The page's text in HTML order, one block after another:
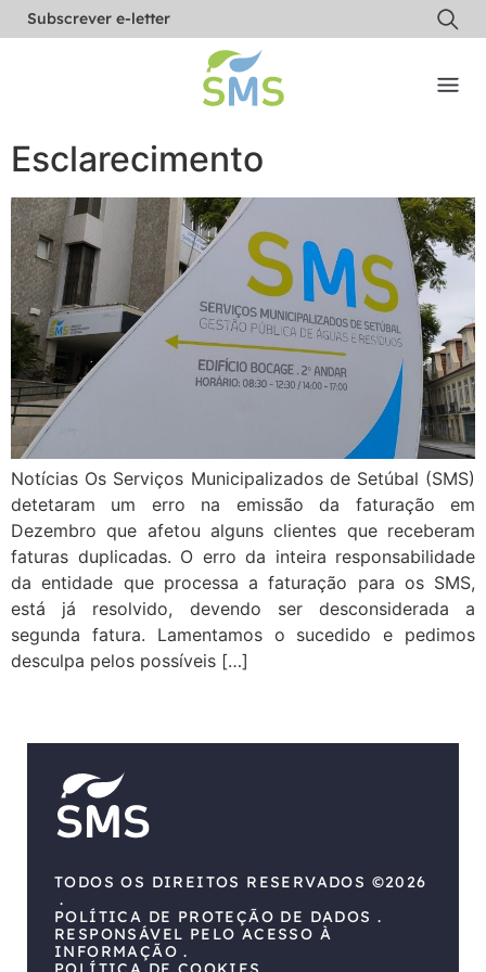
Subscrever e-letter
Esclarecimento
Notícias Os Serviços Municipalizados de Setúbal (SMS)
detetaram um erro na emissão da faturação em
Dezembro que afetou alguns clientes que receberam
faturas duplicadas. O erro da inteira responsabilidade
da entidade que processa a faturação para os SMS,
está já resolvido, devendo ser desconsiderada a
segunda fatura. Lamentamos o sucedido e pedimos
desculpa pelos possíveis […]
TODOS OS DIREITOS RESERVADOS ©2026
POLÍTICA DE PROTEÇÃO DE DADOS
RESPONSÁVEL PELO ACESSO À
INFORMAÇÃO